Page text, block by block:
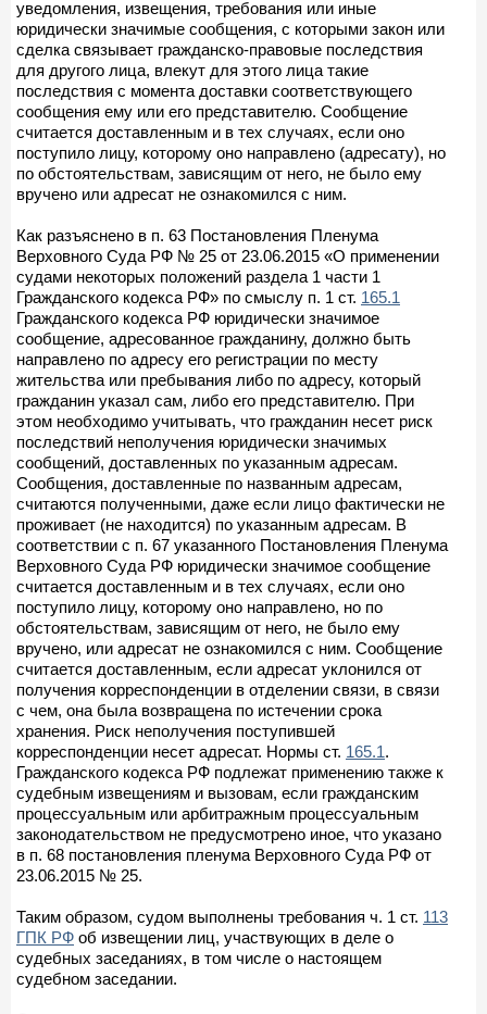
уведомления, извещения, требования или иные
юридически значимые сообщения, с которыми закон или
сделка связывает гражданско-правовые последствия
для другого лица, влекут для этого лица такие
последствия с момента доставки соответствующего
сообщения ему или его представителю. Сообщение
считается доставленным и в тех случаях, если оно
поступило лицу, которому оно направлено (адресату), но
по обстоятельствам, зависящим от него, не было ему
вручено или адресат не ознакомился с ним.
Как разъяснено в п. 63 Постановления Пленума
Верховного Суда РФ № 25 от 23.06.2015 «О применении
судами некоторых положений раздела 1 части 1
Гражданского кодекса РФ» по смыслу п. 1 ст. 165.1
Гражданского кодекса РФ юридически значимое
сообщение, адресованное гражданину, должно быть
направлено по адресу его регистрации по месту
жительства или пребывания либо по адресу, который
гражданин указал сам, либо его представителю. При
этом необходимо учитывать, что гражданин несет риск
последствий неполучения юридически значимых
сообщений, доставленных по указанным адресам.
Сообщения, доставленные по названным адресам,
считаются полученными, даже если лицо фактически не
проживает (не находится) по указанным адресам. В
соответствии с п. 67 указанного Постановления Пленума
Верховного Суда РФ юридически значимое сообщение
считается доставленным и в тех случаях, если оно
поступило лицу, которому оно направлено, но по
обстоятельствам, зависящим от него, не было ему
вручено, или адресат не ознакомился с ним. Сообщение
считается доставленным, если адресат уклонился от
получения корреспонденции в отделении связи, в связи
с чем, она была возвращена по истечении срока
хранения. Риск неполучения поступившей
корреспонденции несет адресат. Нормы ст. 165.1.
Гражданского кодекса РФ подлежат применению также к
судебным извещениям и вызовам, если гражданским
процессуальным или арбитражным процессуальным
законодательством не предусмотрено иное, что указано
в п. 68 постановления пленума Верховного Суда РФ от
23.06.2015 № 25.
Таким образом, судом выполнены требования ч. 1 ст. 113
ГПК РФ об извещении лиц, участвующих в деле о
судебных заседаниях, в том числе о настоящем
судебном заседании.